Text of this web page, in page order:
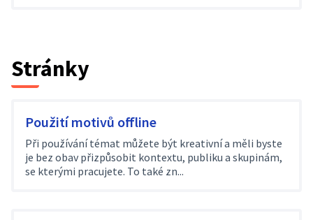
Stránky
Použití motivů offline
Při používání témat můžete být kreativní a měli byste
je bez obav přizpůsobit kontextu, publiku a skupinám,
se kterými pracujete. To také zn...